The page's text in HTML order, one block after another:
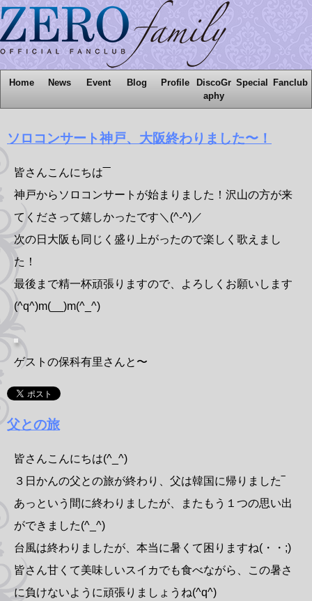
Home News Event Blog Profile
DiscoGr
aphy
Special Fanclub
ソロコンサート神戸、大阪終わりました〜！
皆さんこんにちは‾‾
神戸からソロコンサートが始まりました！沢山の方が来
てくださって嬉しかったです＼(^-^)／
次の日大阪も同じく盛り上がったので楽しく歌えまし
た！
最後まで精一杯頑張りますので、よろしくお願いします
(^q^)m(__)m(^_^)
ゲストの保科有里さんと〜
父との旅
皆さんこんにちは(^_^)
３日かんの父との旅が終わり、父は韓国に帰りました‾
あっという間に終わりましたが、またもう１つの思い出
ができました(^_^)
台風は終わりましたが、本当に暑くて困りますね(・・;)
皆さん甘くて美味しいスイカでも食べながら、この暑さ
に負けないように頑張りましょうね(^q^)